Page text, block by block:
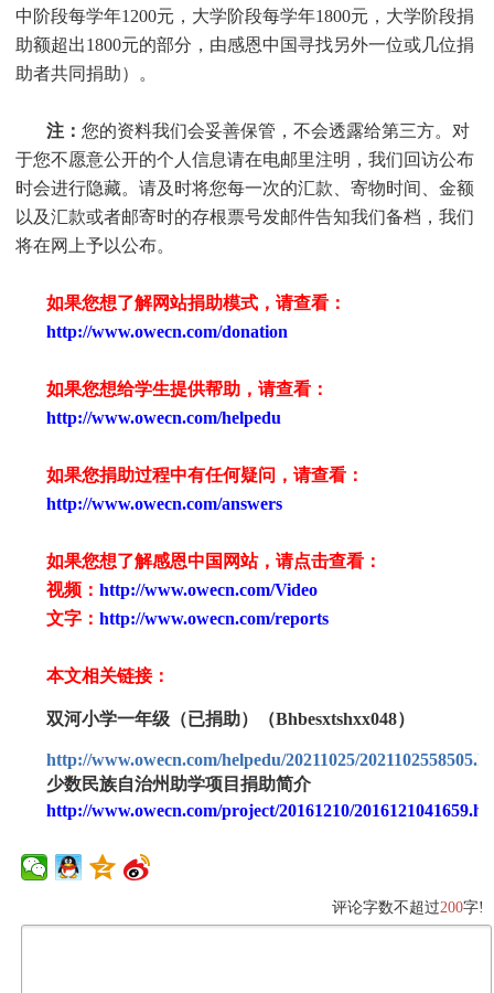
中阶段每学年1200元，大学阶段每学年1800元，大学阶段捐
助额超出1800元的部分，由感恩中国寻找另外一位或几位捐
助者共同捐助）。
注： 您的资料我们会妥善保管，不会透露给第三方。对
于您不愿意公开的个人信息请在电邮里注明，我们回访公布
时会进行隐藏。请及时将您每一次的汇款、寄物时间、金额
以及汇款或者邮寄时的存根票号发邮件告知我们备档，我们
将在网上予以公布。
如果您想了解网站捐助模式，请查看：
http://www.owecn.com/donation
如果您想给学生提供帮助，请查看：
http://www.owecn.com/helpedu
如果您捐助过程中有任何疑问，请查看：
http://www.owecn.com/answers
如果您想了解感恩中国网站，请点击查看：
视频： http://www.owecn.com/Video
文字： http://www.owecn.com/reports
本文相关链接：
双河小学一年级（已捐助）（Bhbesxtshxx048）
http://www.owecn.com/helpedu/20211025/
少数民族自治州助学项目捐助简介
http://www.owecn.com/project/20161210/
评论字数不超过200字!